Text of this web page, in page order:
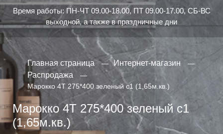
Время работы: ПН-ЧТ 09.00-18.00, ПТ 09.00-17.00, СБ-ВС
выходной, а также в праздничные дни
Главная страница
Интернет-магазин
Распродажа
Марокко 4Т 275*400 зеленый с1 (1,65м.кв.)
Марокко 4Т 275*400 зеленый с1
(1,65м.кв.)